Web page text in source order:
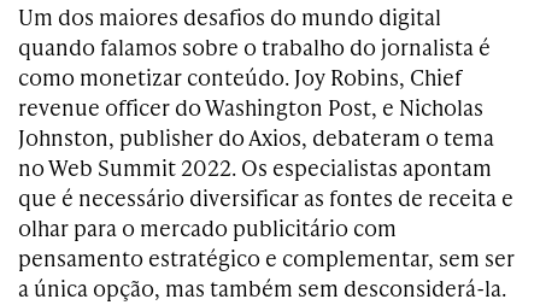
Um dos maiores desafios do mundo digital
quando falamos sobre o trabalho do jornalista é
como monetizar conteúdo. Joy Robins, Chief
revenue officer do Washington Post, e Nicholas
Johnston, publisher do Axios, debateram o tema
no Web Summit 2022. Os especialistas apontam
que é necessário diversificar as fontes de receita e
olhar para o mercado publicitário com
pensamento estratégico e complementar, sem ser
a única opção, mas também sem desconsiderá-la.